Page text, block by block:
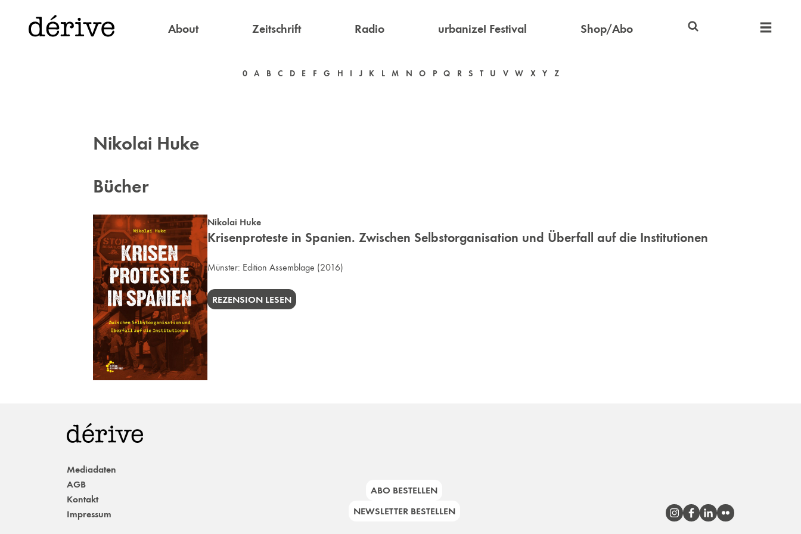
About Zeitschrift Radio urbanize! Festival Shop/Abo
0 A B C D E F G H I J K L M N O P Q R S T U V W X Y Z
Nikolai Huke
Bücher
Nikolai Huke
Krisenproteste in Spanien. Zwischen Selbstorganisation und Überfall auf die Institutionen
Münster: Edition Assemblage (2016)
REZENSION LESEN
Mediadaten
AGB
Kontakt
Impressum
ABO BESTELLEN
NEWSLETTER BESTELLEN